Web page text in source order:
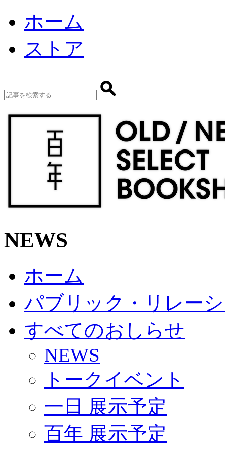
ホーム
ストア
NEWS
ホーム
パブリック・リレー
すべてのおしらせ
NEWS
トークイベント
一日 展示予定
百年 展示予定